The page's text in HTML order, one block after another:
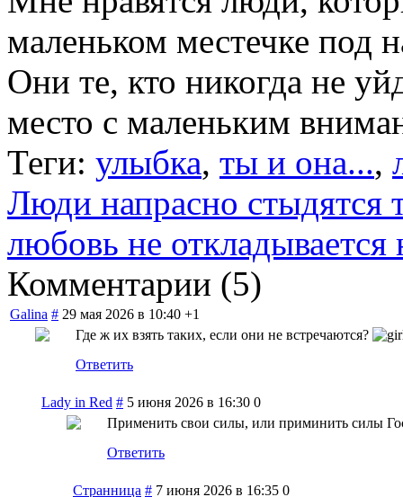
маленьком местечке под
Они те, кто никогда не
место с маленьким
Теги: улыбка, ты и она...,
Люди напрасно стыдятся
любовь не откладывается
Комментарии (5)
Galina # 29 мая 2026 в 10:40 +1
Где ж их взять таких, если они не встречаются?
Ответить
Lady in Red # 5 июня 2026 в 16:30 0
Применить свои силы, или приминить силы
Ответить
Странница # 7 июня 2026 в 16:35 0